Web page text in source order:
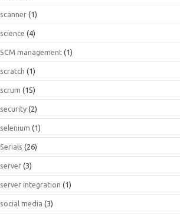
scanner (1)
science (4)
SCM management (1)
scratch (1)
scrum (15)
security (2)
selenium (1)
Serials (26)
server (3)
server integration (1)
social media (3)